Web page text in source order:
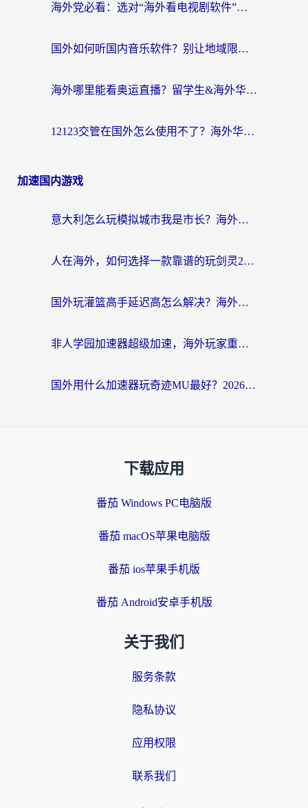
海外党必看：选对“海外看电视剧软件”，再也不用愁国内剧刷不了
国外如何听国内音乐软件？别让地域限制，断了你的中文歌单
海外哪里能看奥运直播？留学生&海外华人必看的体育赛事观赛终极指南
12123交管在国外怎么使用不了？海外华人必看的无缝访问国内资源指南
加速国内游戏
意大利怎么玩模拟城市我是市长？海外党国服游戏加速终极攻略（附三国3量子特攻解决办法）
人在海外，如何选择一款靠谱的玩剑灵2加速器？
国外玩灌篮高手延迟高怎么解决？海外玩家国服游戏加速终极指南
非人学园加速器超级加速，海外玩家重返国服的通行证
国外用什么加速器玩奇迹MU最好？2026海外玩家国服游戏加速全攻略
下载应用
番茄 Windows PC电脑版
番茄 macOS苹果电脑版
番茄 ios苹果手机版
番茄 Android安卓手机版
关于我们
服务条款
隐私协议
应用权限
联系我们